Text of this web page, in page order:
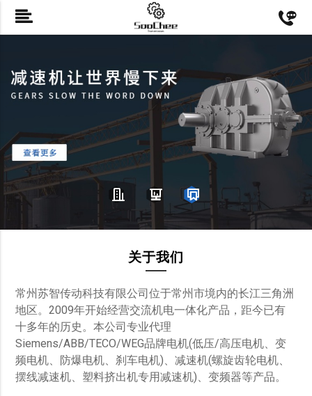
关于我们
常州苏智传动科技有限公司位于常州市境内的长江三角洲
地区。2009年开始经营交流机电一体化产品，距今已有
十多年的历史。本公司专业代理
Siemens/ABB/TECO/WEG品牌电机(低压/高压电机、变
频电机、防爆电机、刹车电机)、减速机(螺旋齿轮电机、
摆线减速机、塑料挤出机专用减速机)、变频器等产品。